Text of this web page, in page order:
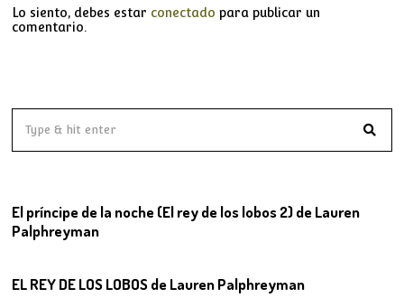
Lo siento, debes estar conectado para publicar un
comentario.
El príncipe de la noche (El rey de los lobos 2) de Lauren
Palphreyman
EL REY DE LOS LOBOS de Lauren Palphreyman